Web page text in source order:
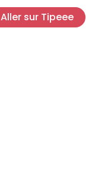
Aller sur Tipeee